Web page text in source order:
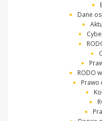
Dane
RODO
Prawo